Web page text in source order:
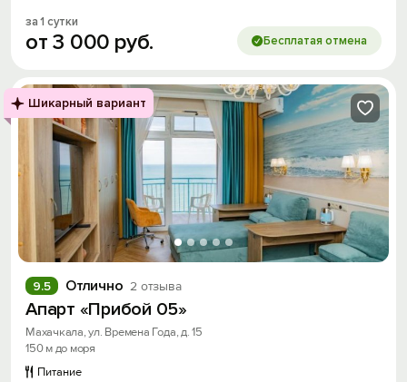
за 1 сутки
от3 000 руб. Бесплатая отмена
Шикарный вариант
Отлично 2 отзыва
9.5
Апарт «Прибой 05»
Махачкала, ул. Времена Года, д. 15
150 м до моря
Питание